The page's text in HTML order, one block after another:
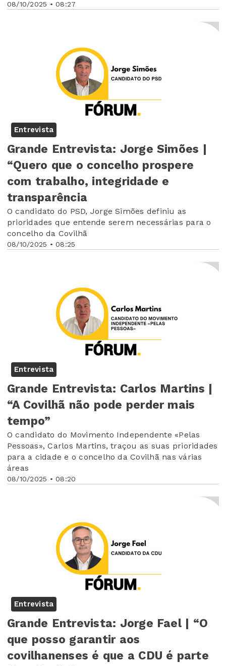
08/10/2025 • 08:27
Entrevista
08/10/2025 • 08:25
Grande Entrevista: Jorge Simões |
“Quero que o concelho prospere
com trabalho, integridade e
transparência
O candidato do PSD, Jorge Simões definiu as
prioridades que entende serem necessárias para o
concelho da Covilhã
Entrevista
08/10/2025 • 08:20
Grande Entrevista: Carlos Martins |
“A Covilhã não pode perder mais
tempo”
O candidato do Movimento Independente «Pelas
Pessoas», Carlos Martins, traçou as suas prioridades
para a cidade e o concelho da Covilhã nas várias
áreas
Entrevista
Grande Entrevista: Jorge Fael | “O
que posso garantir aos
covilhanenses é que a CDU é parte